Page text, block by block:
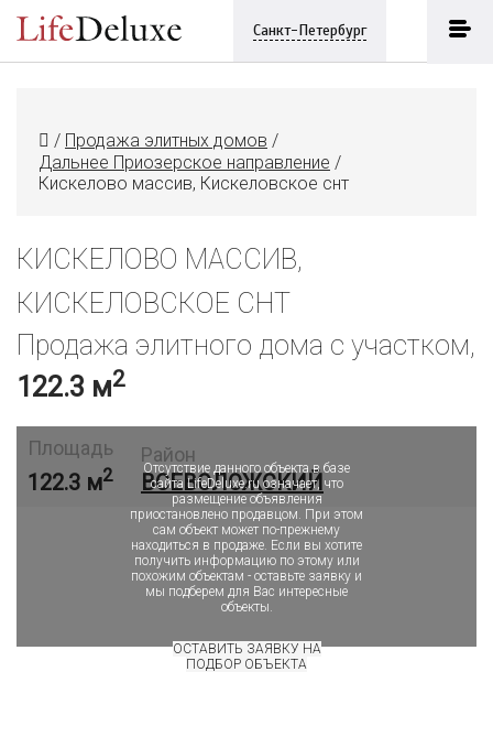
Санкт-Петербург
/ Продажа элитных домов /
Дальнее Приозерское направление /
Кискелово массив, Кискеловское снт
КИСКЕЛОВО МАССИВ,
КИСКЕЛОВСКОЕ СНТ
Продажа элитного дома с участком,
122.3 м2
Отсутствие данного объекта в базе
сайта LifeDeluxe.ru означает, что
размещение объявления
приостановлено продавцом. При этом
сам объект может по-прежнему
находиться в продаже. Если вы хотите
получить информацию по этому или
похожим объектам - оставьте заявку и
мы подберем для Вас интересные
объекты.
ОСТАВИТЬ ЗАЯВКУ НА
ПОДБОР ОБЪЕКТА
Площадь
122.3 м2
Район
ВСЕВОЛОЖСКИЙ